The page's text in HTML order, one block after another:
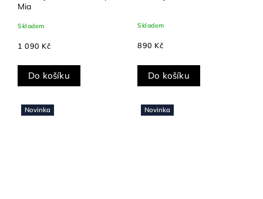
Mia
Skladem
1 090 Kč
Do košíku
Skladem
890 Kč
Do košíku
Novinka Novinka